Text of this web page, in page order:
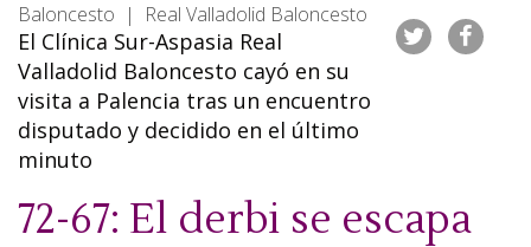
Baloncesto | Real Valladolid Baloncesto
El Clínica Sur-Aspasia Real
Valladolid Baloncesto cayó en su
visita a Palencia tras un encuentro
disputado y decidido en el último
minuto
72-67: El derbi se escapa